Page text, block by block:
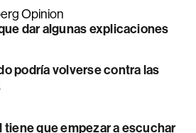
Opinion
dar algunas explicaciones
podría volverse contra las
tiene que empezar a escuchar